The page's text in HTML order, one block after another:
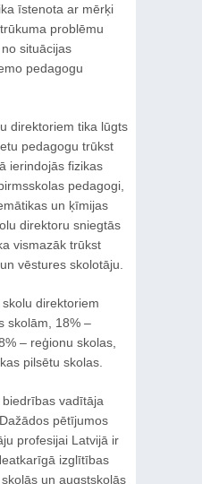
īstenota ar mērķi
problēmu
situācijas
pedagogu
direktoriem tika lūgts
pedagogu trūkst
ierindojās fizikas
pedagogi,
un ķīmijas
direktoru sniegtās
vismazāk trūkst
vēstures skolotāju.
direktoriem
skolām, 18% –
– reģionu skolas,
pilsētu skolas.
vadītāja
pētījumos
profesijai Latvijā ir
izglītības
un augstskolās